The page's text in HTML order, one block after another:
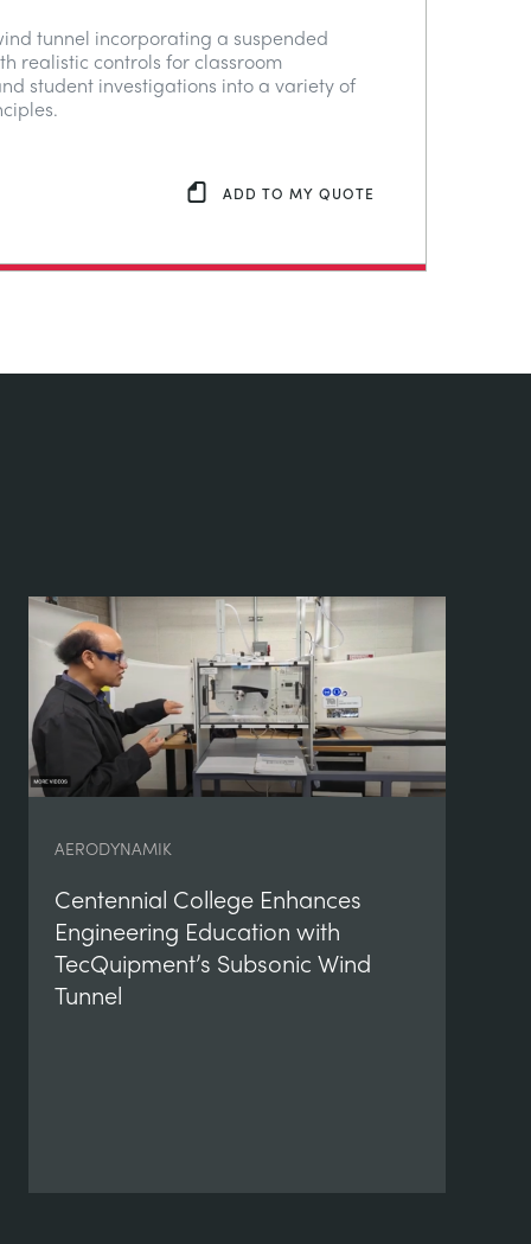
tunnel incorporating a suspended
realistic controls for classroom
student investigations into a variety of
ADD TO MY QUOTE
AERODYNAMIK
Centennial College Enhances
Engineering Education with
TecQuipment’s Subsonic Wind
Tunnel